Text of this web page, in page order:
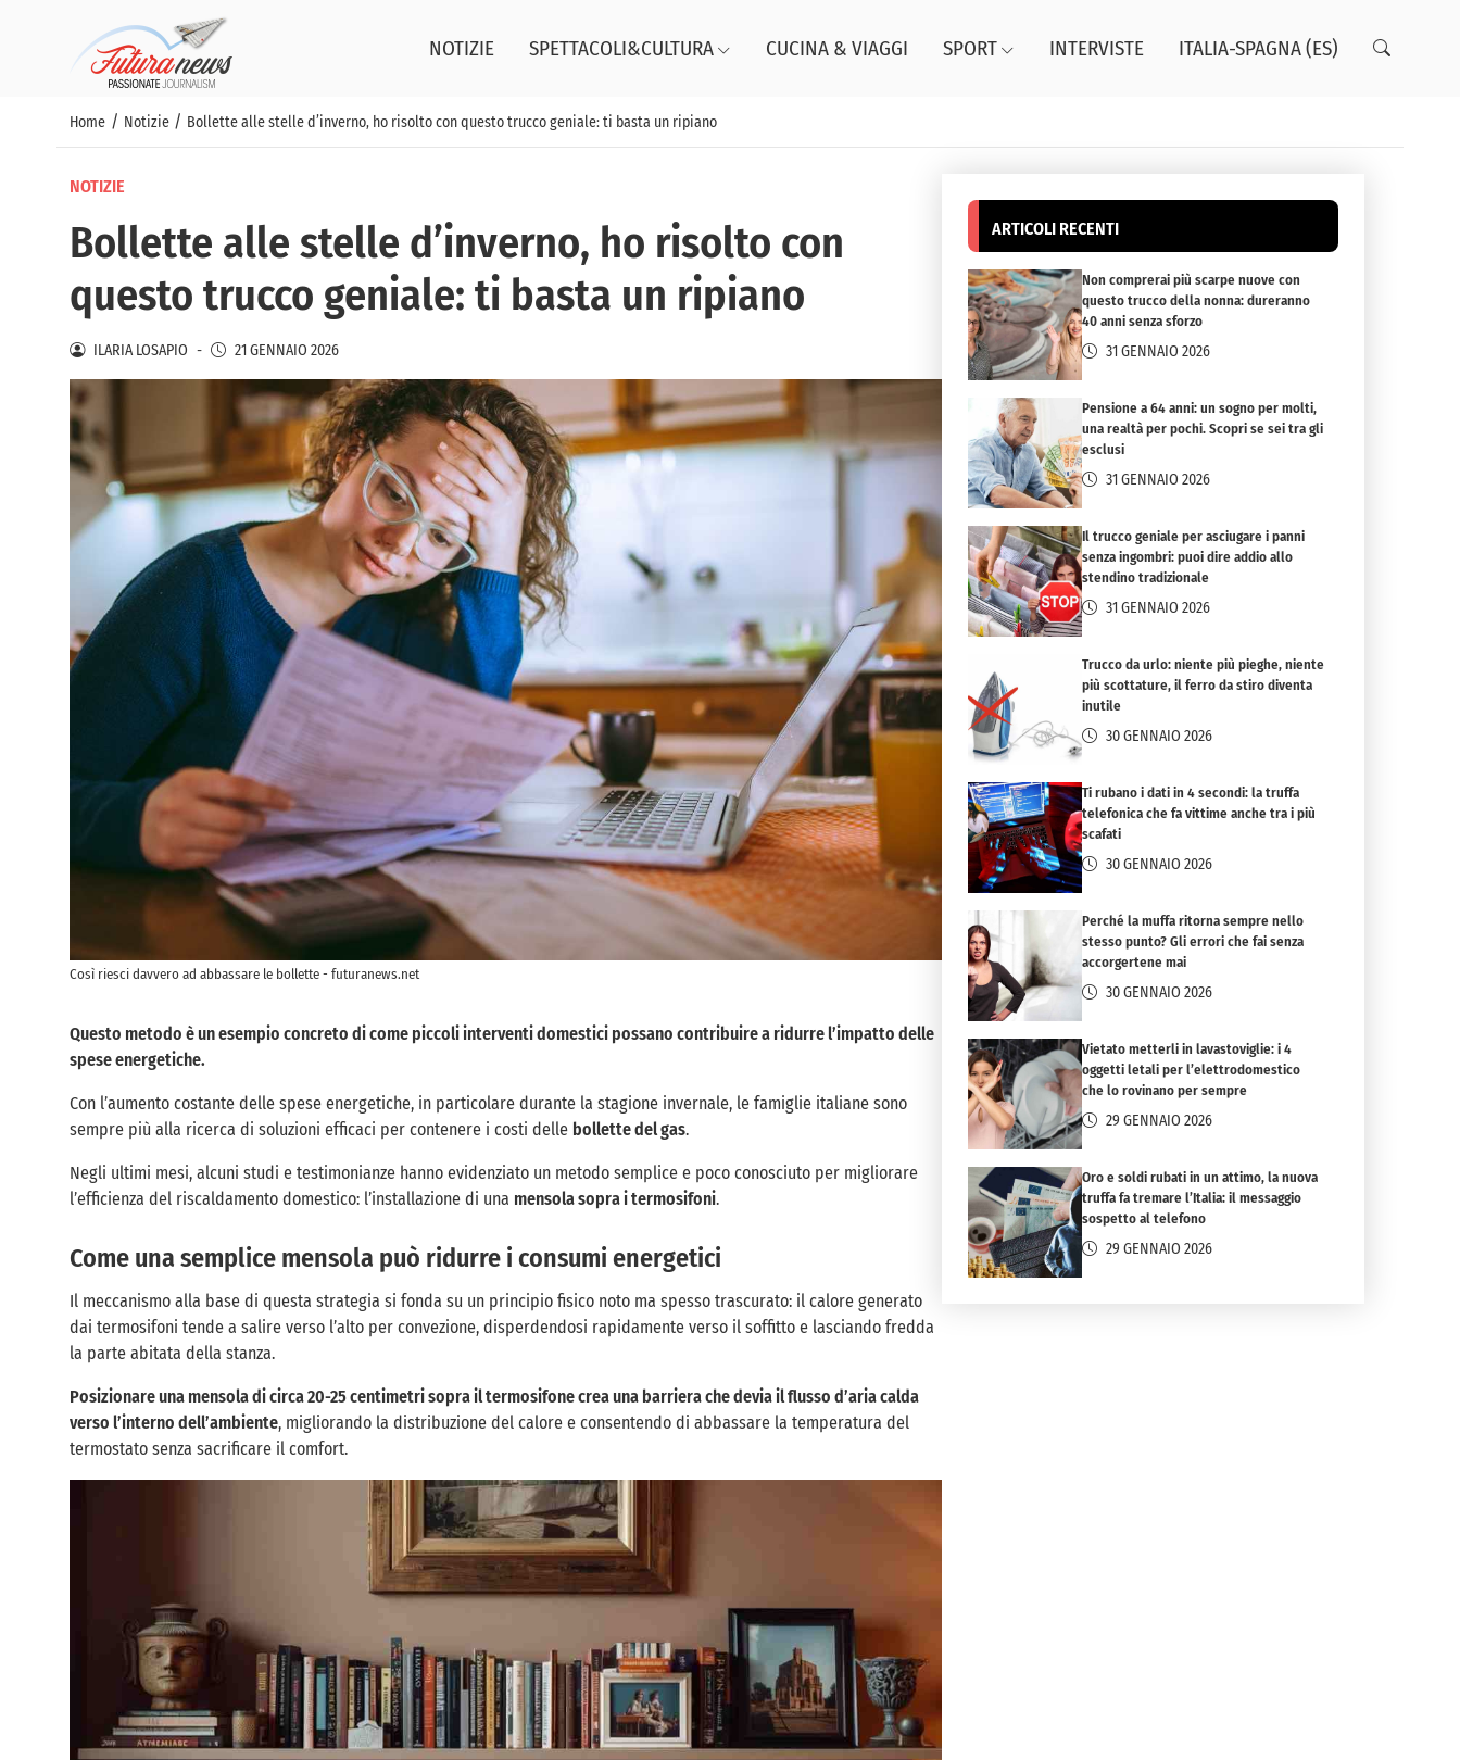
NOTIZIE SPETTACOLI&CULTURA CUCINA & VIAGGI SPORT INTERVISTE ITALIA-SPAGNA (ES)
Home / Notizie / Bollette alle stelle d’inverno, ho risolto con questo trucco geniale: ti basta un ripiano
NOTIZIE
Bollette alle stelle d’inverno, ho risolto con
questo trucco geniale: ti basta un ripiano
ILARIA LOSAPIO - 21 GENNAIO 2026
Così riesci davvero ad abbassare le bollette - futuranews.net
Questo metodo è un esempio concreto di come piccoli interventi domestici possano contribuire a ridurre l’impatto delle
spese energetiche.
Con l’aumento costante delle spese energetiche, in particolare durante la stagione invernale, le famiglie italiane sono
sempre più alla ricerca di soluzioni efficaci per contenere i costi delle bollette del gas.
Negli ultimi mesi, alcuni studi e testimonianze hanno evidenziato un metodo semplice e poco conosciuto per migliorare
l’efficienza del riscaldamento domestico: l’installazione di una mensola sopra i termosifoni.
Come una semplice mensola può ridurre i consumi energetici
Il meccanismo alla base di questa strategia si fonda su un principio fisico noto ma spesso trascurato: il calore generato
dai termosifoni tende a salire verso l’alto per convezione, disperdendosi rapidamente verso il soffitto e lasciando fredda
la parte abitata della stanza.
Posizionare una mensola di circa 20-25 centimetri sopra il termosifone crea una barriera che devia il flusso d’aria calda
verso l’interno dell’ambiente, migliorando la distribuzione del calore e consentendo di abbassare la temperatura del
termostato senza sacrificare il comfort.
ARTICOLI RECENTI
Non comprerai più scarpe nuove con
questo trucco della nonna: dureranno
40 anni senza sforzo
31 GENNAIO 2026
Pensione a 64 anni: un sogno per molti,
una realtà per pochi. Scopri se sei tra gli
esclusi
31 GENNAIO 2026
Il trucco geniale per asciugare i panni
senza ingombri: puoi dire addio allo
stendino tradizionale
31 GENNAIO 2026
Trucco da urlo: niente più pieghe, niente
più scottature, il ferro da stiro diventa
inutile
30 GENNAIO 2026
Ti rubano i dati in 4 secondi: la truffa
telefonica che fa vittime anche tra i più
scafati
30 GENNAIO 2026
Perché la muffa ritorna sempre nello
stesso punto? Gli errori che fai senza
accorgertene mai
30 GENNAIO 2026
Vietato metterli in lavastoviglie: i 4
oggetti letali per l’elettrodomestico
che lo rovinano per sempre
29 GENNAIO 2026
Oro e soldi rubati in un attimo, la nuova
truffa fa tremare l’Italia: il messaggio
sospetto al telefono
29 GENNAIO 2026